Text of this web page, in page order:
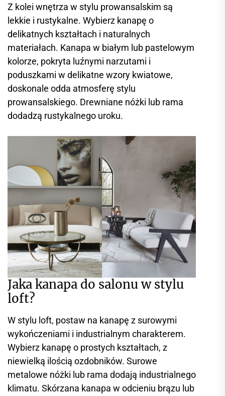
Z kolei wnętrza w stylu prowansalskim są
lekkie i rustykalne. Wybierz kanapę o
delikatnych kształtach i naturalnych
materiałach. Kanapa w białym lub pastelowym
kolorze, pokryta luźnymi narzutami i
poduszkami w delikatne wzory kwiatowe,
doskonale odda atmosferę stylu
prowansalskiego. Drewniane nóżki lub rama
dodadzą rustykalnego uroku.
Jaka kanapa do salonu w stylu
loft?
W stylu loft, postaw na kanapę z surowymi
wykończeniami i industrialnym charakterem.
Wybierz kanapę o prostych kształtach, z
niewielką ilością ozdobników. Surowe
metalowe nóżki lub rama dodają industrialnego
klimatu. Skórzana kanapa w odcieniu brązu lub